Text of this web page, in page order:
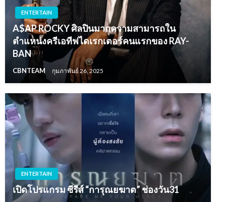
ENTERTAIN
A$AP ROCKY ศิลปินมากความสามารถใน
ตำแหน่งครีเอทีฟไดเรกเตอร์คนแรกของ RAY-
BAN
CBNTEAM กุมภาพันธ์ 26, 2025
ENTERTAIN
เปิดโปรแกรม ซีรีส์ “การุณยฆาต” ช่องวัน31